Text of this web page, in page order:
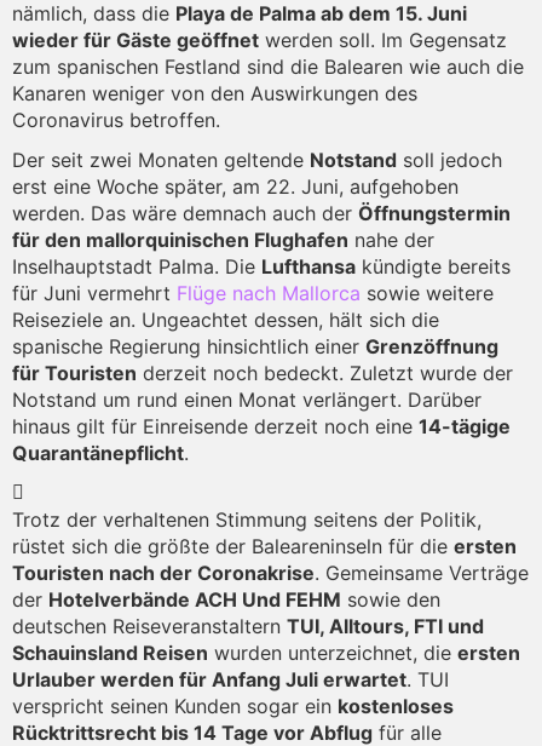
nämlich, dass die Playa de Palma ab dem 15. Juni
wieder für Gäste geöffnet werden soll. Im Gegensatz
zum spanischen Festland sind die Balearen wie auch die
Kanaren weniger von den Auswirkungen des
Coronavirus betroffen.
Der seit zwei Monaten geltende Notstand soll jedoch
erst eine Woche später, am 22. Juni, aufgehoben
werden. Das wäre demnach auch der Öffnungstermin
für den mallorquinischen Flughafen nahe der
Inselhauptstadt Palma. Die Lufthansa kündigte bereits
für Juni vermehrt Flüge nach Mallorca sowie weitere
Reiseziele an. Ungeachtet dessen, hält sich die
spanische Regierung hinsichtlich einer Grenzöffnung
für Touristen derzeit noch bedeckt. Zuletzt wurde der
Notstand um rund einen Monat verlängert. Darüber
hinaus gilt für Einreisende derzeit noch eine 14-tägige
Quarantänepflicht.
Trotz der verhaltenen Stimmung seitens der Politik,
rüstet sich die größte der Baleareninseln für die ersten
Touristen nach der Coronakrise. Gemeinsame Verträge
der Hotelverbände ACH Und FEHM sowie den
deutschen Reiseveranstaltern TUI, Alltours, FTI und
Schauinsland Reisen wurden unterzeichnet, die ersten
Urlauber werden für Anfang Juli erwartet. TUI
verspricht seinen Kunden sogar ein kostenloses
Rücktrittsrecht bis 14 Tage vor Abflug für alle